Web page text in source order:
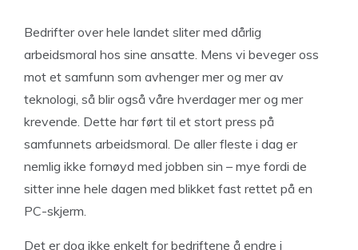
Bedrifter over hele landet sliter med dårlig
arbeidsmoral hos sine ansatte. Mens vi beveger oss
mot et samfunn som avhenger mer og mer av
teknologi, så blir også våre hverdager mer og mer
krevende. Dette har ført til et stort press på
samfunnets arbeidsmoral. De aller fleste i dag er
nemlig ikke fornøyd med jobben sin – mye fordi de
sitter inne hele dagen med blikket fast rettet på en
PC-skjerm.
Det er dog ikke enkelt for bedriftene å endre i